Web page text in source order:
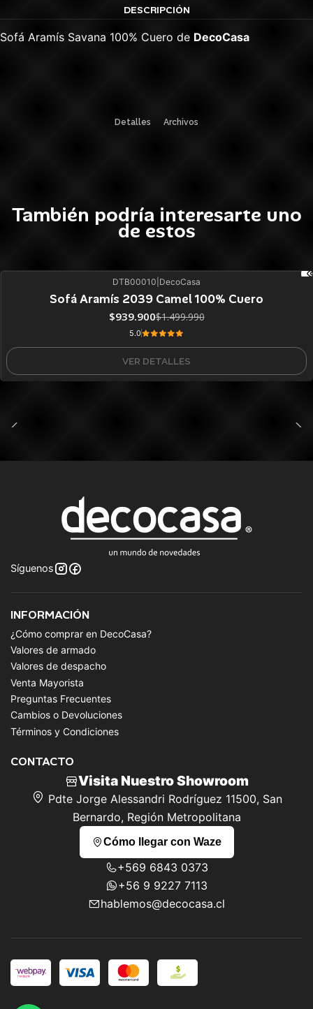
DESCRIPCIÓN
Sofá Aramís Savana 100% Cuero de DecoCasa
Detalles Archivos
También podría interesarte uno
de estos
Agotado
DTB00010 DecoCasa
Sofá Aramís 2039 Camel 100% Cuero
$939.900$1.499.990
5.0
VER DETALLES
Síguenos
INFORMACIÓN
¿Cómo comprar en DecoCasa?
Valores de armado
Valores de despacho
Venta Mayorista
Preguntas Frecuentes
Cambios o Devoluciones
Términos y Condiciones
CONTACTO
Visita Nuestro Showroom
Pdte Jorge Alessandri Rodríguez 11500, San
Bernardo, Región Metropolitana
Cómo llegar con Waze
+569 6843 0373
+56 9 9227 7113
hablemos@decocasa.cl